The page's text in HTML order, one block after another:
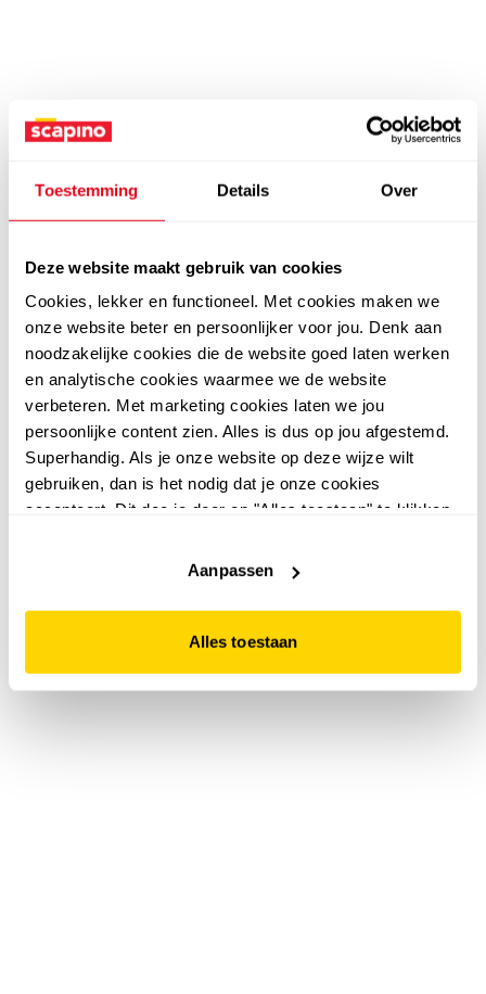
Toestemming Details Over
Deze website maakt gebruik van cookies
Cookies, lekker en functioneel. Met cookies maken we
onze website beter en persoonlijker voor jou. Denk aan
noodzakelijke cookies die de website goed laten werken
en analytische cookies waarmee we de website
verbeteren. Met marketing cookies laten we jou
persoonlijke content zien. Alles is dus op jou afgestemd.
Superhandig. Als je onze website op deze wijze wilt
gebruiken, dan is het nodig dat je onze cookies
accepteert. Dit doe je door op "Alles toestaan" te klikken.
website niet optimaal functioneert.
Aanpassen
Alles toestaan